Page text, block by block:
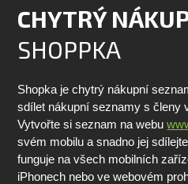
CHYTRÝ
SHOPPKA
Shopka je chytrý nákupní
sdílet nákupní seznamy s členy
Vytvořte si seznam na webu
svém mobilu a snadno jej
funguje na všech mobilních
iPhonech nebo ve webovém